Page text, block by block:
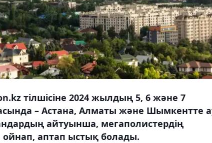
тілшісіне 2024 жылдың 5, 6 және 7
– Астана, Алматы және Шымкентте
айтуынша, мегаполистердің
аптап ыстық болады.